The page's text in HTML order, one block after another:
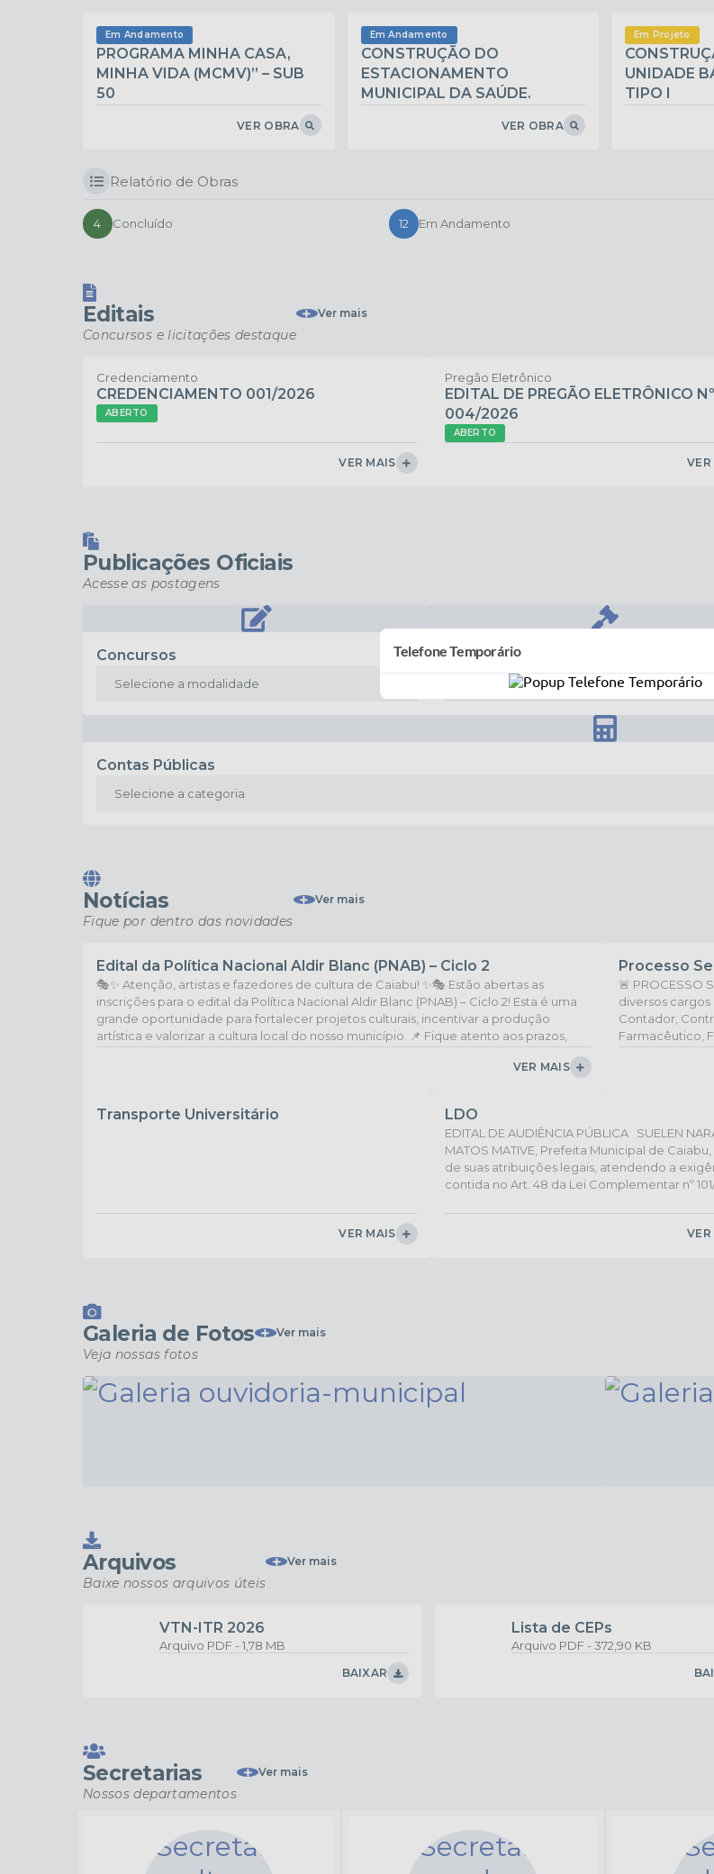
Em Andamento
PROGRAMA MINHA CASA,
MINHA VIDA (MCMV)” – SUB
50
VER OBRA
Em Andamento
CONSTRUÇÃO DO
ESTACIONAMENTO
MUNICIPAL DA SAÚDE.
VER OBRA
Em Projeto
UNIDADE
TIPO I
Relatório de Obras
4 Concluído 12 Em Andamento
Editais
Concursos e licitações destaque
Ver mais
Credenciamento
CREDENCIAMENTO 001/2026
ABERTO
VER MAIS
Pregão Eletrônico
EDITAL DE PREGÃO ELETRÔNICO Nº
004/2026
ABERTO
VER
Publicações Oficiais
Acesse as postagens
Concursos Editais de Licitação
Contas Públicas
Notícias
Fique por dentro das novidades
Ver mais
Edital da Política Nacional Aldir Blanc (PNAB) – Ciclo 2
🎭✨ Atenção, artistas e fazedores de cultura de Caiabu! ✨🎭 Estão abertas as
inscrições para o edital da Política Nacional Aldir Blanc (PNAB) – Ciclo 2! Esta é uma
grande oportunidade para fortalecer projetos culturais, incentivar a produção
artística e valorizar a cultura local do nosso município. 📌 Fique atento aos prazos,
organize sua proposta e participe! 📄 Confira o edital completo e faça sua inscrição
VER MAIS
Processo
🚨 PROCESSO
diversos cargos
Contador,
Farmacêutico,
Psicólogo,
Transporte Universitário
VER MAIS
LDO
EDITAL DE AUDIÊNCIA PÚBLICA SUELEN
MATOS MATIVE, Prefeita Municipal de Caiabu,
de suas atribuições legais, atendendo a
contida no Art. 48 da Lei Complementar nº
todos os Partidos Políticos e todas as
existentes do Município, que realizará
VER
Galeria de Fotos
Veja nossas fotos
Ver mais
OUVIDORIA MUNICIPAL
Arquivos
Baixe nossos arquivos úteis
Ver mais
VTN-ITR 2026
PDF 1,78 MB
BAIXAR
Lista de CEPs
PDF 372,90 KB
Secretarias
Nossos departamentos
Ver mais
Telefone Temporário